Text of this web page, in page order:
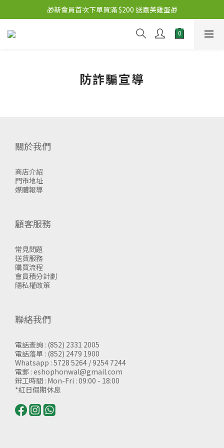
🎁新會員首次下單買滿 $200 送嘉美雞蛋🎁
防詐騙宣導
關於我們
商店介紹
門市地址
媒體報導
顧客服務
常見問題
送貨服務
購買流程
會員積分計劃
隱私權政策
聯絡我們
電話查詢 : (852) 2331 2005
電話落單 : (852) 2479 1900
Whatsapp : 5728 5264 / 9254 7244
電郵 : eshophonwal@gmail.com
辨工時間 : Mon-Fri : 09:00 - 18:00
*紅日假期休息